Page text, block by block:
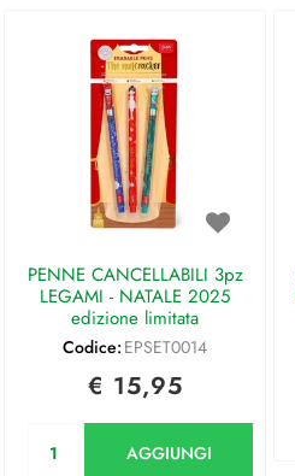
PENNE CANCELLABILI 3pz
LEGAMI - NATALE 2025
edizione limitata
Codice: EPSET0014
€ 15,95
AGGIUNGI